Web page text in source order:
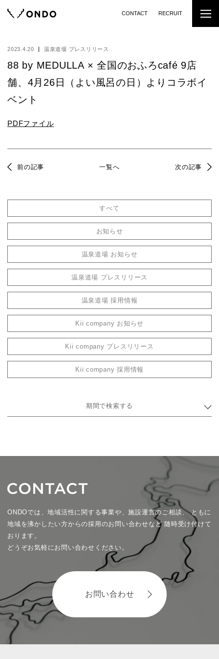
CONTACT RECRUIT
2023.4.20 温泉道場 プレスリリース
88 by MEDULLA × 全国のおふろcafé 9店
舗、4月26日（よい風呂の日）よりコラボイ
ベント
PDFファイル
前の記事 一覧へ 次の記事
すべて
お知らせ
温泉道場 お知らせ
温泉道場 プレスリリース
温泉道場 採用情報
Kii company お知らせ
Kii company プレスリリース
Kii company 採用情報
期間で検索する
ONDOでは、地域活性に関する事業や、施設運営のご相談、ともに
地域を沸かしたい方からの採用のお問い合わせなど 随時受け付けて
おります。
どうぞお気軽にお問い合わせください。
お問い合わせ